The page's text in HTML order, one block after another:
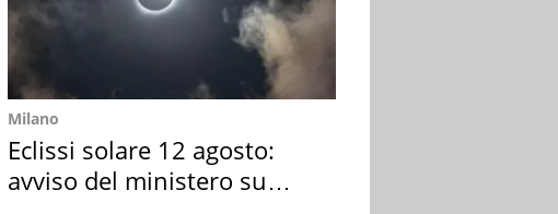
Milano
Eclissi solare 12 agosto:
avviso del ministero su